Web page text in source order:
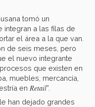
tomó un
integran a las filas de
el área a la que van.
de seis meses, pero
el nuevo integrante
que existen en
muebles, mercancía,
en Retail”.
han dejado grandes